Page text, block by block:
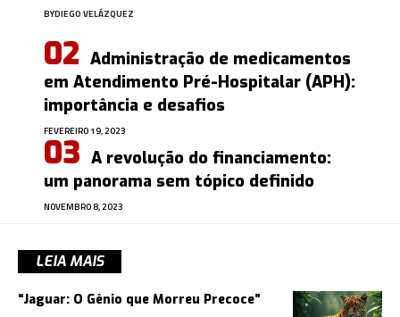
BYDIEGO VELÁZQUEZ
Administração de medicamentos
em Atendimento Pré-Hospitalar (APH):
importância e desafios
FEVEREIRO 19, 2023
A revolução do financiamento:
um panorama sem tópico definido
NOVEMBRO 8, 2023
LEIA MAIS
“Jaguar: O Gênio que Morreu Precoce”